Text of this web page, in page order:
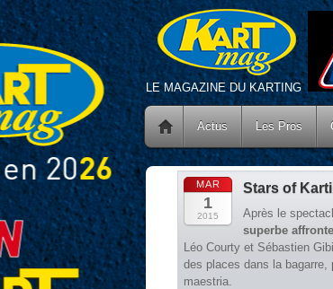
LE MAGAZINE DU KARTING
Actus Les Pros
MAR
1
2015
Stars of
Après le
superbe
Léo Courty et Sébastien
des places dans la bagarre,
maestria.